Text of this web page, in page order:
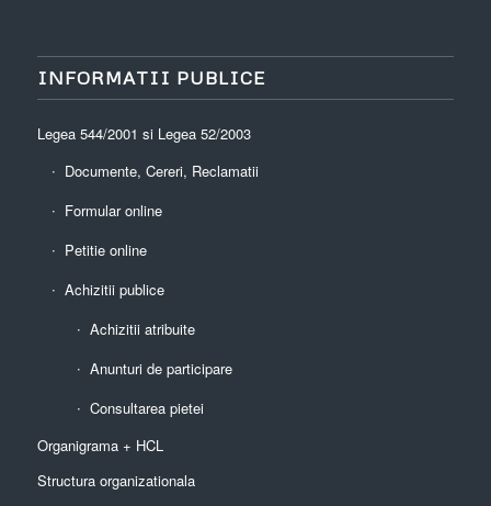
INFORMATII PUBLICE
Legea 544/2001 si Legea 52/2003
Documente, Cereri, Reclamatii
Formular online
Petitie online
Achizitii publice
Achizitii atribuite
Anunturi de participare
Consultarea pietei
Organigrama + HCL
Structura organizationala